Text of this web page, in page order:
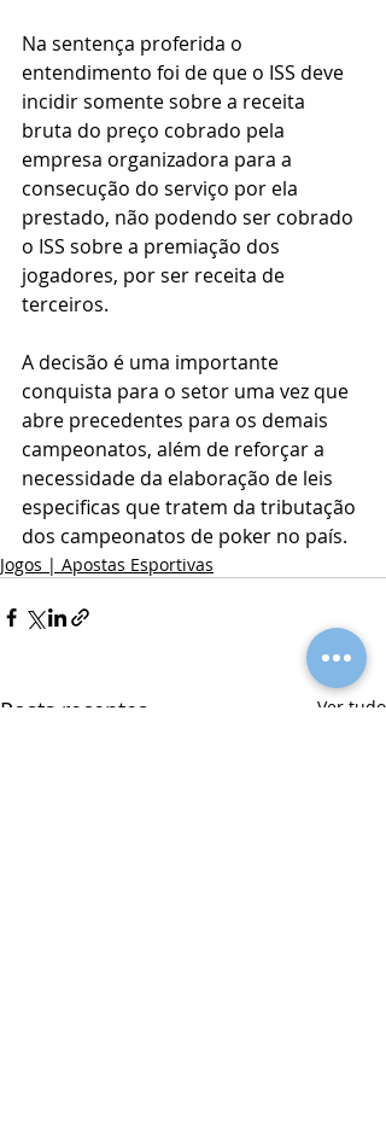
Na sentença proferida o
entendimento foi de que o ISS deve
incidir somente sobre a receita
bruta do preço cobrado pela
empresa organizadora para a
consecução do serviço por ela
prestado, não podendo ser cobrado
o ISS sobre a premiação dos
jogadores, por ser receita de
terceiros.
A decisão é uma importante
conquista para o setor uma vez que
abre precedentes para os demais
campeonatos, além de reforçar a
necessidade da elaboração de leis
especificas que tratem da tributação
dos campeonatos de poker no país.
Jogos | Apostas Esportivas
Posts recentes Ver tudo